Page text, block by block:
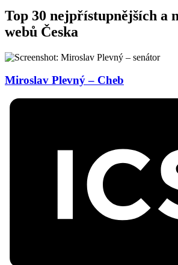
Top 30 nejpřístupnějších a
webů Česka
Miroslav Plevný – Cheb